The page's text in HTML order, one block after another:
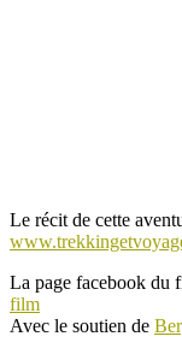
Le récit de cette
La page facebook du
film
Avec le soutien de